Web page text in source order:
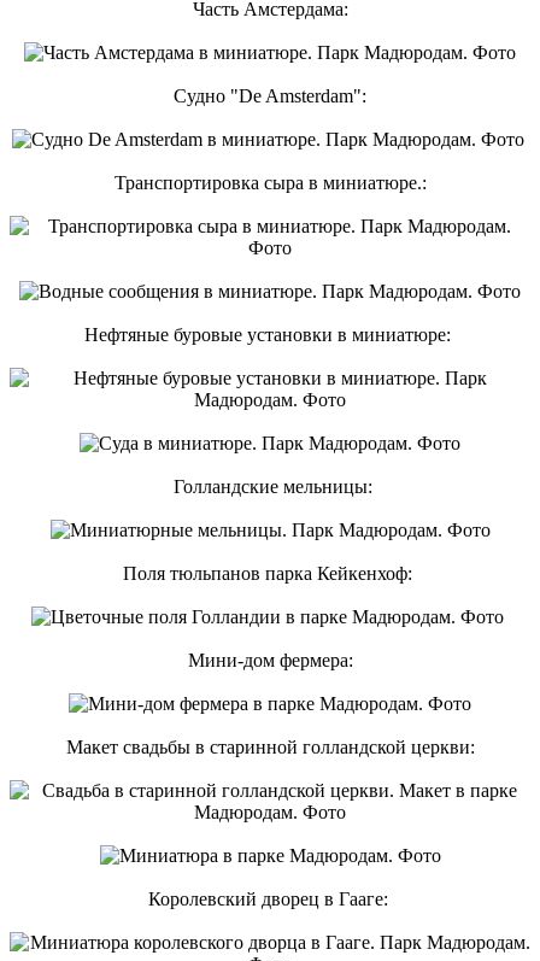
Часть Амстердама:
Судно "De Amsterdam":
Транспортировка сыра в миниатюре.:
Нефтяные буровые установки в миниатюре:
Голландские мельницы:
Поля тюльпанов парка Кейкенхоф:
Мини-дом фермера:
Макет свадьбы в старинной голландской церкви:
Королевский дворец в Гааге: